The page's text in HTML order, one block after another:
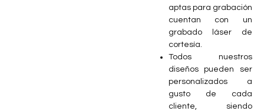
aptas para grabación
cuentan con un
grabado láser de
cortesía.
Todos nuestros
diseños pueden ser
personalizados a
gusto de cada
cliente, siendo